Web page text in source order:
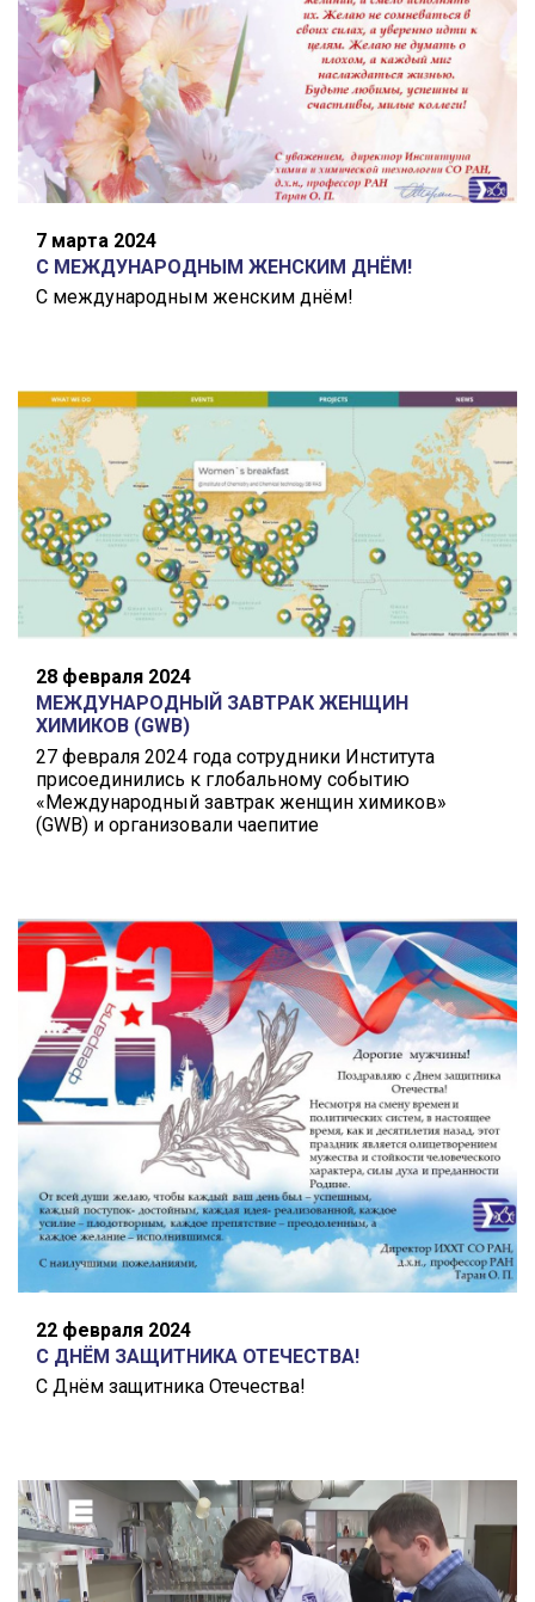
7 марта 2024
С МЕЖДУНАРОДНЫМ ЖЕНСКИМ ДНЁМ!
С международным женским днём!
28 февраля 2024
МЕЖДУНАРОДНЫЙ ЗАВТРАК ЖЕНЩИН
ХИМИКОВ (GWB)
27 февраля 2024 года сотрудники Института
присоединились к глобальному событию
«Международный завтрак женщин химиков»
(GWB) и организовали чаепитие
22 февраля 2024
С ДНЁМ ЗАЩИТНИКА ОТЕЧЕСТВА!
С Днём защитника Отечества!